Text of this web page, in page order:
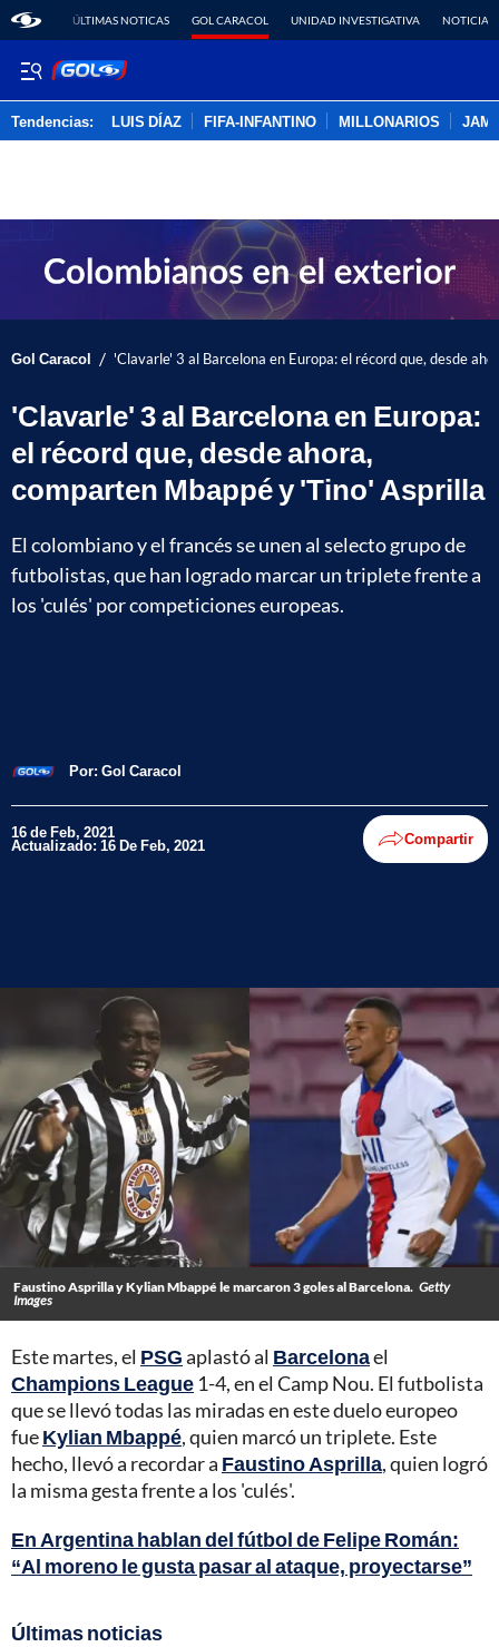
ÚLTIMAS NOTICAS GOL CARACOL UNIDAD INVESTIGATIVA NOTICIAS
Tendencias: LUIS DÍAZ FIFA-INFANTINO MILLONARIOS
Gol Caracol / 'Clavarle' 3 al Barcelona en Europa: el récord que, desde
'Clavarle' 3 al Barcelona en Europa:
el récord que, desde ahora,
comparten Mbappé y 'Tino' Asprilla
El colombiano y el francés se unen al selecto grupo de
futbolistas, que han logrado marcar un triplete frente a
los 'culés' por competiciones europeas.
Por: Gol Caracol
16 de Feb, 2021
Actualizado: 16 De Feb, 2021 Compartir
Faustino Asprilla y Kylian Mbappé le marcaron 3 goles al Barcelona. Getty
Images
Este martes, el PSGaplastó al Barcelonael
Champions League 1-4, en el Camp Nou. El futbolista
que se llevó todas las miradas en este duelo europeo
fueKylian Mbappé, quien marcó un triplete. Este
hecho, llevó a recordar a Faustino Asprilla, quien logró
la misma gesta frente a los 'culés'.
En Argentina hablan del fútbol de Felipe Román:
“Al moreno le gusta pasar al ataque, proyectarse”
Últimas noticias